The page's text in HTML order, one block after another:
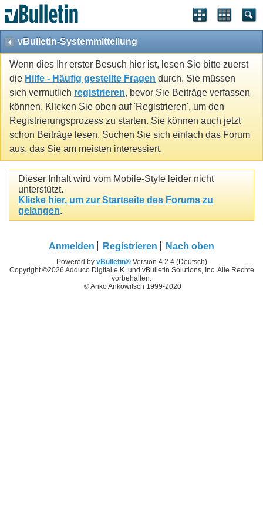
vBulletin-Systemmitteilung
Wenn dies Ihr erster Besuch hier ist, lesen Sie bitte zuerst
die Hilfe - Häufig gestellte Fragen durch. Sie müssen
sich vermutlich registrieren, bevor Sie Beiträge verfassen
können. Klicken Sie oben auf 'Registrieren', um den
Registrierungsprozess zu starten. Sie können auch jetzt
schon Beiträge lesen. Suchen Sie sich einfach das Forum
aus, das Sie am meisten interessiert.
Dieser Inhalt wird vom Mobile-Style leider nicht
unterstützt.
Klicke hier, um zur Startseite des Forums zu
gelangen.
Anmelden Registrieren Nach oben
Powered by vBulletin®Version 4.2.4 (Deutsch)
Copyright ©2026 Adduco Digital e.K. und vBulletin Solutions, Inc. Alle Rechte
vorbehalten.
© Anko Ankowitsch 1999-2020